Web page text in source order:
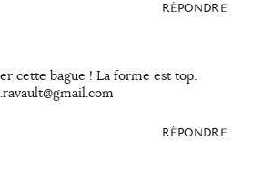
RÉPONDRE
cette bague ! La forme est top.
RÉPONDRE